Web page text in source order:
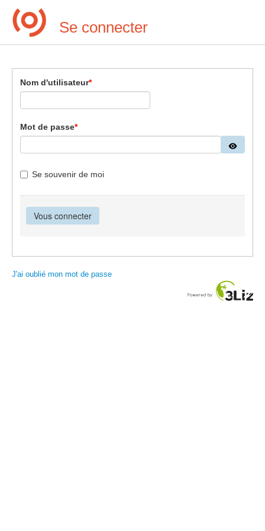
Se connecter
Nom d'utilisateur*
Mot de passe*
Se souvenir de moi
J'ai oublié mon mot de passe